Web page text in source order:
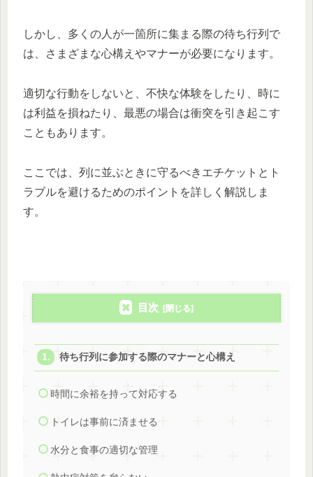
しかし、多くの人が一箇所に集まる際の待ち行列で
は、さまざまな心構えやマナーが必要になります。
適切な行動をしないと、不快な体験をしたり、時に
は利益を損ねたり、最悪の場合は衝突を引き起こす
こともあります。
ここでは、列に並ぶときに守るべきエチケットとト
ラブルを避けるためのポイントを詳しく解説しま
す。
目次
待ち行列に参加する際のマナーと心構え
時間に余裕を持って対応する
トイレは事前に済ませる
水分と食事の適切な管理